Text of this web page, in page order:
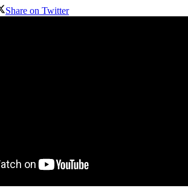
Share on Twitter